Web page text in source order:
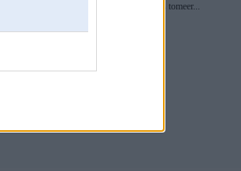
Nevar taksh taa buut... limuziins tomeer...